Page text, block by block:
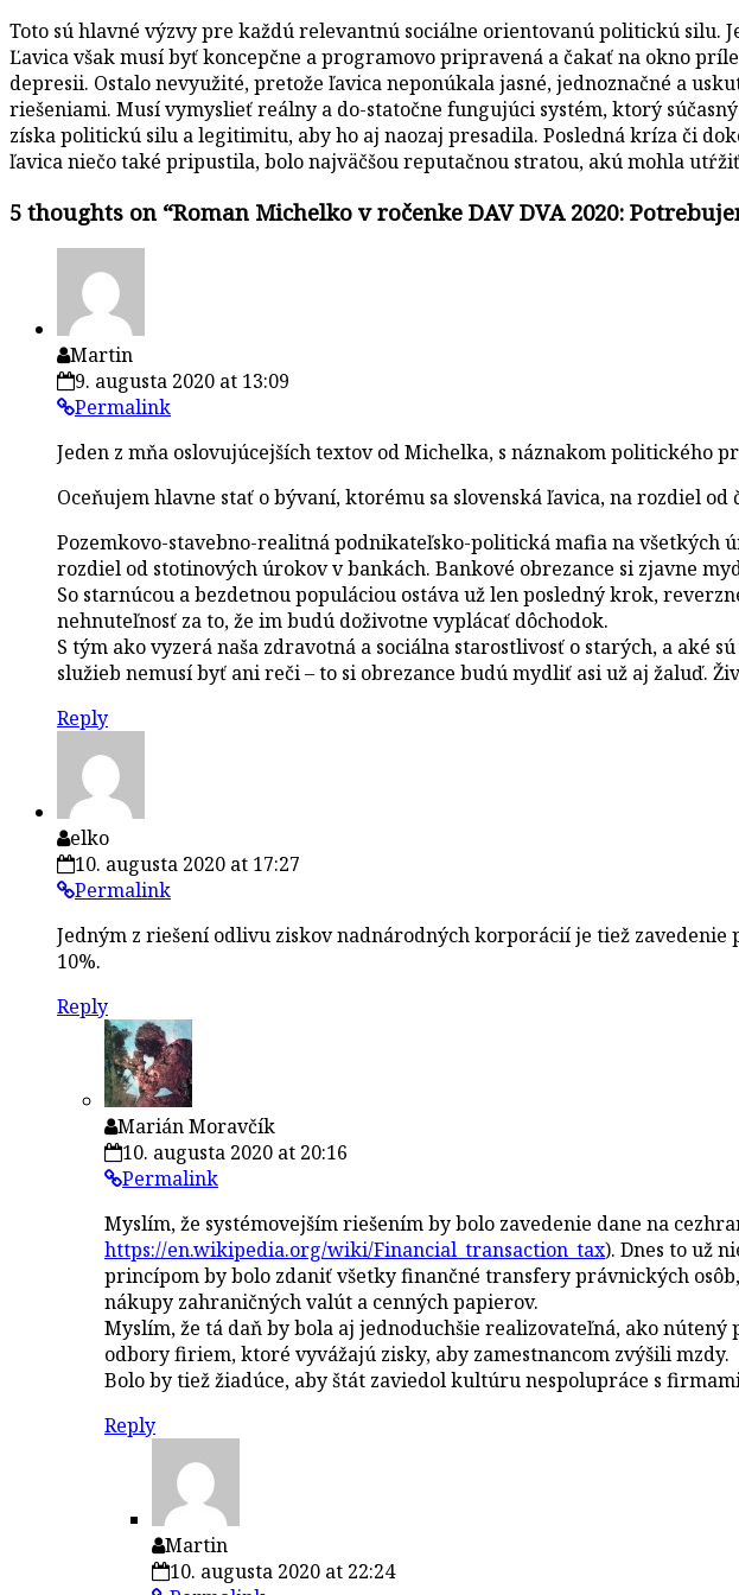
Toto sú hlavné výzvy pre každú relevantnú sociálne orientovanú politickú silu.
Ľavica však musí byť koncepčne a programovo pripravená a čakať na okno
depresii. Ostalo nevyužité, pretože ľavica neponúkala jasné, jednoznačné a
riešeniami. Musí vymyslieť reálny a do-statočne fungujúci systém, ktorý
získa politickú silu a legitimitu, aby ho aj naozaj presadila. Posledná kríza či
ľavica niečo také pripustila, bolo najväčšou reputačnou stratou, akú mohla
5 thoughts on “Roman Michelko v ročenke DAV DVA 2020:
Martin
9. augusta 2020 at 13:09
Permalink
Jeden z mňa oslovujúcejších textov od Michelka, s náznakom politického
Oceňujem hlavne stať o bývaní, ktorému sa slovenská ľavica, na rozdiel
Pozemkovo-stavebno-realitná podnikateľsko-politická mafia na všetkých
rozdiel od stotinových úrokov v bankách. Bankové obrezance si zjavne
So starnúcou a bezdetnou populáciou ostáva už len posledný krok,
nehnuteľnosť za to, že im budú doživotne vyplácať dôchodok.
S tým ako vyzerá naša zdravotná a sociálna starostlivosť o starých, a aké
služieb nemusí byť ani reči – to si obrezance budú mydliť asi už aj žaluď.
Reply
elko
10. augusta 2020 at 17:27
Permalink
Jedným z riešení odlivu ziskov nadnárodných korporácií je tiež zavedenie
10%.
Reply
Marián Moravčík
10. augusta 2020 at 20:16
Permalink
Myslím, že systémovejším riešením by bolo zavedenie dane na
https://en.wikipedia.org/wiki/Financial_transaction_tax). Dnes to už
princípom by bolo zdaniť všetky finančné transfery právnických
nákupy zahraničných valút a cenných papierov.
Myslím, že tá daň by bola aj jednoduchšie realizovateľná, ako
odbory firiem, ktoré vyvážajú zisky, aby zamestnancom zvýšili mzdy.
Bolo by tiež žiadúce, aby štát zaviedol kultúru nespolupráce s
Reply
Martin
10. augusta 2020 at 22:24